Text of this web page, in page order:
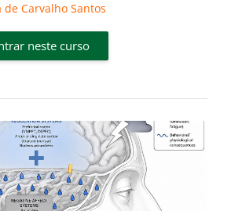
de Carvalho Santos
neste curso